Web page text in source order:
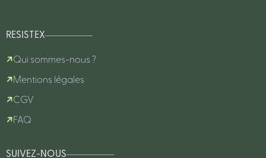
RESISTEX
Qui sommes-nous ?
Mentions légales
CGV
FAQ
SUIVEZ-NOUS